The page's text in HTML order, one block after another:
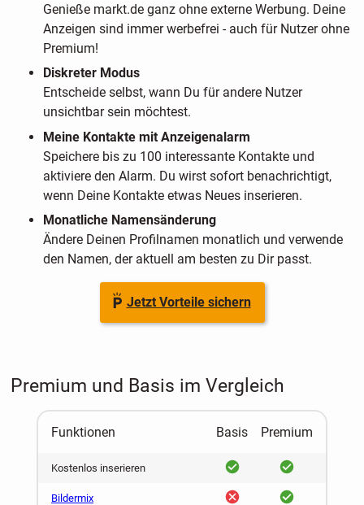
Genieße markt.de ganz ohne externe Werbung. Deine
Anzeigen sind immer werbefrei - auch für Nutzer ohne
Premium!
Diskreter Modus
Entscheide selbst, wann Du für andere Nutzer
unsichtbar sein möchtest.
Meine Kontakte mit Anzeigenalarm
Speichere bis zu 100 interessante Kontakte und
aktiviere den Alarm. Du wirst sofort benachrichtigt,
wenn Deine Kontakte etwas Neues inserieren.
Monatliche Namensänderung
Ändere Deinen Profilnamen monatlich und verwende
den Namen, der aktuell am besten zu Dir passt.
Jetzt Vorteile sichern
Premium und Basis im Vergleich
Funktionen Basis Premium
Kostenlos inserieren ja ja
Bildermix nein ja